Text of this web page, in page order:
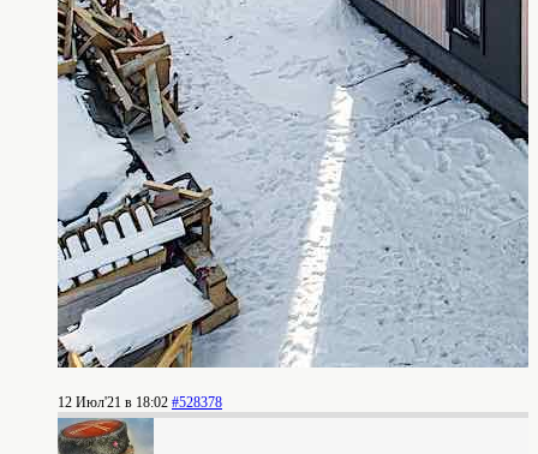
12 Июл'21 в 18:02 #528378